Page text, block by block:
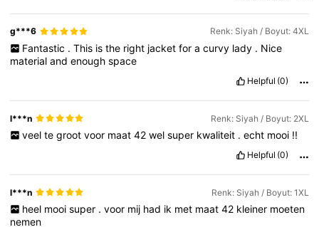
g***6 Renk: Siyah / Boyut: 4XL
Fantastic . This is the right jacket for a curvy lady . Nice
materialandenoughspace
Helpful (0)
l***n Renk: Siyah / Boyut: 2XL
veel te groot voor maat 42 wel super kwaliteit . echt mooi !!
Helpful (0)
l***n Renk: Siyah / Boyut: 1XL
heel mooi super . voor mij had ik met maat 42 kleiner moeten
nemen